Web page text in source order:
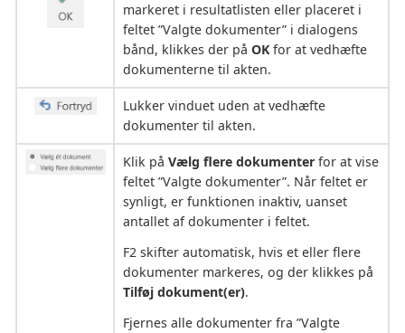
markeret i resultatlisten eller placeret i
feltet ”Valgte dokumenter” i dialogens
bånd, klikkes der på OKfor at vedhæfte
dokumenterne til akten.
Lukker vinduet uden at vedhæfte
dokumenter til akten.
Klik på Vælg flere dokumenterfor at vise
feltet ”Valgte dokumenter”. Når feltet er
synligt, er funktionen inaktiv, uanset
antallet af dokumenter i feltet.
F2 skifter automatisk, hvis et eller flere
dokumenter markeres, og der klikkes på
Tilføj dokument(er).
Fjernes alle dokumenter fra ”Valgte